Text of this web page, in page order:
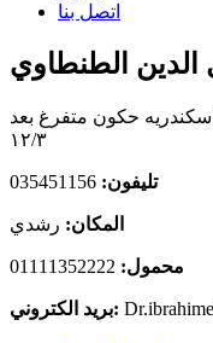
اتصل بنا
الدين الطنطاوي
حكون متفرغ بعد
١٢/٣
تليفون:
المكان: رشدي
محمول:
بريد الكتروني: